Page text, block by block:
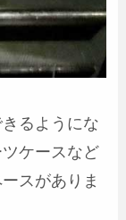
るようにな
ツケースなど
スがありま